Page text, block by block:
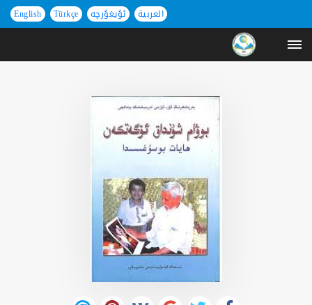
English Türkçe ئۇيغۇرچە العربية